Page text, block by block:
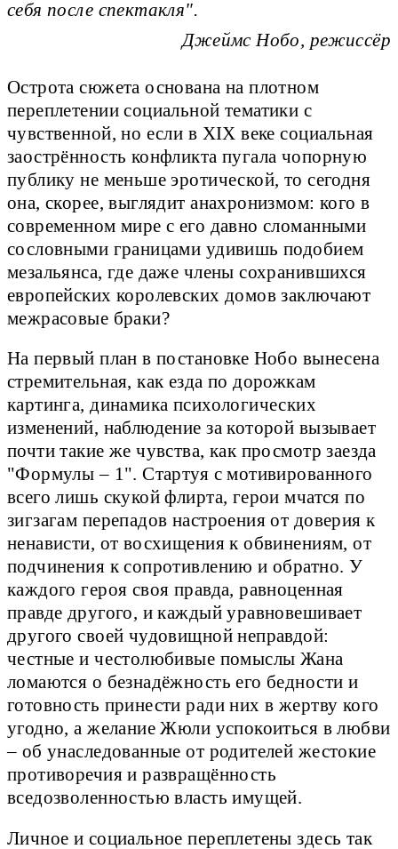
себя после спектакля".
Джеймс Нобо, режиссёр
Острота сюжета основана на плотном
переплетении социальной тематики с
чувственной, но если в XIX веке социальная
заострённость конфликта пугала чопорную
публику не меньше эротической, то сегодня
она, скорее, выглядит анахронизмом: кого в
современном мире с его давно сломанными
сословными границами удивишь подобием
мезальянса, где даже члены сохранившихся
европейских королевских домов заключают
межрасовые браки?
На первый план в постановке Нобо вынесена
стремительная, как езда по дорожкам
картинга, динамика психологических
изменений, наблюдение за которой вызывает
почти такие же чувства, как просмотр заезда
"Формулы – 1". Стартуя с мотивированного
всего лишь скукой флирта, герои мчатся по
зигзагам перепадов настроения от доверия к
ненависти, от восхищения к обвинениям, от
подчинения к сопротивлению и обратно. У
каждого героя своя правда, равноценная
правде другого, и каждый уравновешивает
другого своей чудовищной неправдой:
честные и честолюбивые помыслы Жана
ломаются о безнадёжность его бедности и
готовность принести ради них в жертву кого
угодно, а желание Жюли успокоиться в любви
– об унаследованные от родителей жестокие
противоречия и развращённость
вседозволенностью власть имущей.
Личное и социальное переплетены здесь так